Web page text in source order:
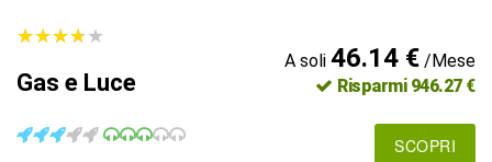
★★★★★
★★★★★
Gas e Luce
A soli 46.14 €/Mese
Risparmi 946.27 €
SCOPRI